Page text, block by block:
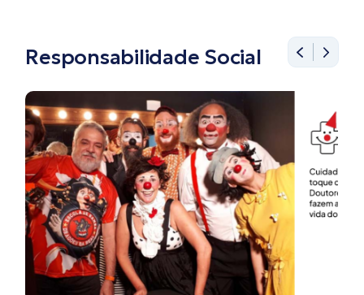
Responsabilidade Social